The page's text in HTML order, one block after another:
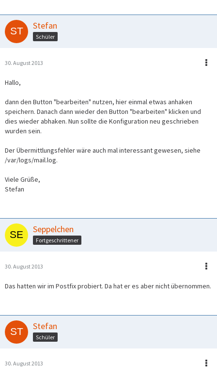
Stefan
Schüler
30. August 2013
Hallo,
dann den Button "bearbeiten" nutzen, hier einmal etwas anhaken
speichern. Danach dann wieder den Button "bearbeiten" klicken und
dies wieder abhaken. Nun sollte die Konfiguration neu geschrieben
wurden sein.
Der Übermittlungsfehler wäre auch mal interessant gewesen, siehe
/var/logs/mail.log.
Viele Grüße,
Stefan
Seppelchen
Fortgeschrittener
30. August 2013
Das hatten wir im Postfix probiert. Da hat er es aber nicht übernommen.
Stefan
Schüler
30. August 2013